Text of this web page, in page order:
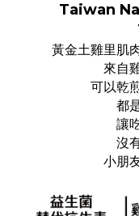
Taiwan
黃金土雞里肌
來自
可以乾
都
讓
沒
小朋